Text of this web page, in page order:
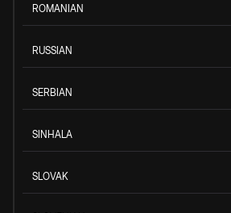
ROMANIAN
RUSSIAN
SERBIAN
SINHALA
SLOVAK